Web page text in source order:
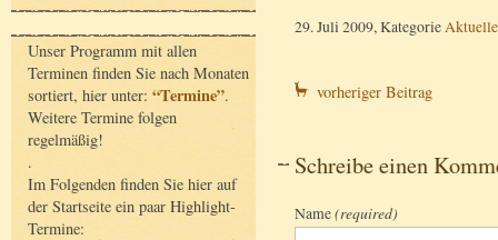
Unser Programm mit allen
Terminen finden Sie nach Monaten
sortiert, hier unter: “Termine”.
Weitere Termine folgen
regelmäßig!
.
Im Folgenden finden Sie hier auf
der Startseite ein paar Highlight-
Termine:
29. Juli 2009, Kategorie
vorheriger Beitrag
Schreibe einen
Name(required)